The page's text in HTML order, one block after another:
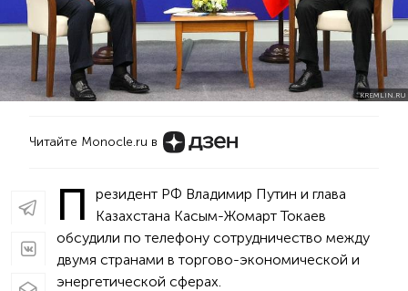
KREMLIN.RU
Читайте Monocle.ru в
П
резидент РФ Владимир Путин и глава
Казахстана Касым-Жомарт Токаев
обсудили по телефону сотрудничество между
двумя странами в торгово-экономической и
энергетической сферах.